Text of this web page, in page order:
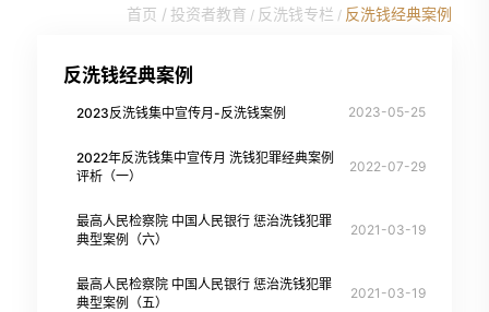
首页 / 投资者教育 / 反洗钱专栏 / 反洗钱经典案例
反洗钱经典案例
2023反洗钱集中宣传月-反洗钱案例 2023-05-25
2022年反洗钱集中宣传月 洗钱犯罪经典案例
评析（一）
2022-07-29
最高人民检察院 中国人民银行 惩治洗钱犯罪
典型案例（六）
2021-03-19
最高人民检察院 中国人民银行 惩治洗钱犯罪
典型案例（五）
2021-03-19